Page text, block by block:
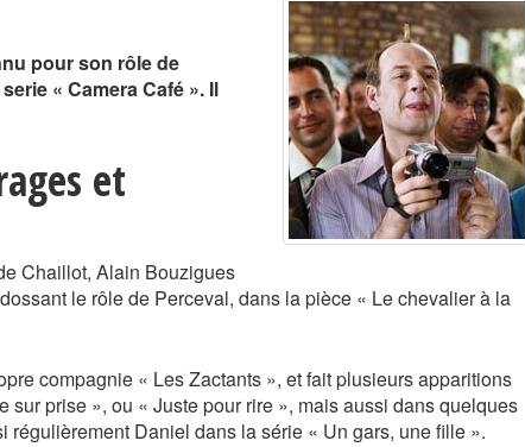
pour son rôle de
« Camera Café ». Il
et
Chaillot, Alain Bouzigues
le rôle de Perceval, dans la pièce « Le chevalier à la
compagnie « Les Zactants », et fait plusieurs apparitions
prise », ou « Juste pour rire », mais aussi dans quelques
régulièrement Daniel dans la série « Un gars, une fille ».